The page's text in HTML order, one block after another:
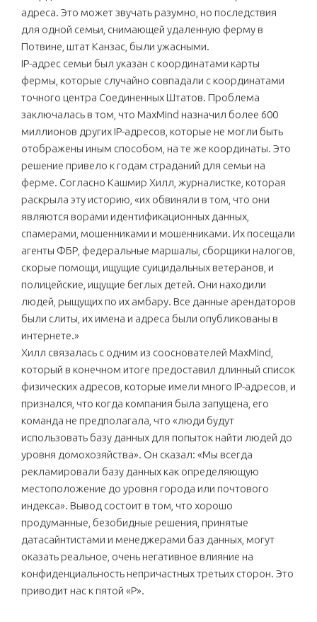
адреса. Это может звучать разумно, но последствия
для одной семьи, снимающей удаленную ферму в
Потвине, штат Канзас, были ужасными.
IP-адрес семьи был указан с координатами карты
фермы, которые случайно совпадали с координатами
точного центра Соединенных Штатов. Проблема
заключалась в том, что MaxMind назначил более 600
миллионов других IP-адресов, которые не могли быть
отображены иным способом, на те же координаты. Это
решение привело к годам страданий для семьи на
ферме. Согласно Кашмир Хилл, журналистке, которая
раскрыла эту историю, «их обвиняли в том, что они
являются ворами идентификационных данных,
спамерами, мошенниками и мошенниками. Их посещали
агенты ФБР, федеральные маршалы, сборщики налогов,
скорые помощи, ищущие суицидальных ветеранов, и
полицейские, ищущие беглых детей. Они находили
людей, рыщущих по их амбару. Все данные арендаторов
были слиты, их имена и адреса были опубликованы в
интернете.»
Хилл связалась с одним из сооснователей MaxMind,
который в конечном итоге предоставил длинный список
физических адресов, которые имели много IP-адресов, и
признался, что когда компания была запущена, его
команда не предполагала, что «люди будут
использовать базу данных для попыток найти людей до
уровня домохозяйства». Он сказал: «Мы всегда
рекламировали базу данных как определяющую
местоположение до уровня города или почтового
индекса». Вывод состоит в том, что хорошо
продуманные, безобидные решения, принятые
датасайнтистами и менеджерами баз данных, могут
оказать реальное, очень негативное влияние на
конфиденциальность непричастных третьих сторон. Это
приводит нас к пятой «P».